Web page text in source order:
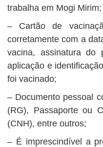
trabalha em Mogi Mirim;
– Cartão de
corretamente com a
vacina, assinatura do
aplicação e
foi vacinado;
– Documento pessoal
(RG), Passaporte ou
(CNH), entre outros;
– É imprescindível a